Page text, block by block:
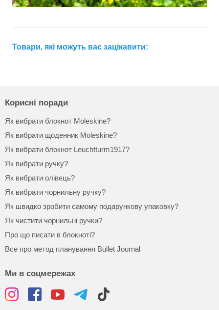
Товари, які можуть вас зацікавити:
Корисні поради
Як вибрати блокнот Moleskine?
Як вибрати щоденник Moleskine?
Як вибрати блокнот Leuchtturm1917?
Як вибрати ручку?
Як вибрати олівець?
Як вибрати чорнильну ручку?
Як швидко зробити самому подарункову упаковку?
Як чистити чорнильні ручки?
Про що писати в блокноті?
Все про метод планування Bullet Journal
Ми в соцмережах